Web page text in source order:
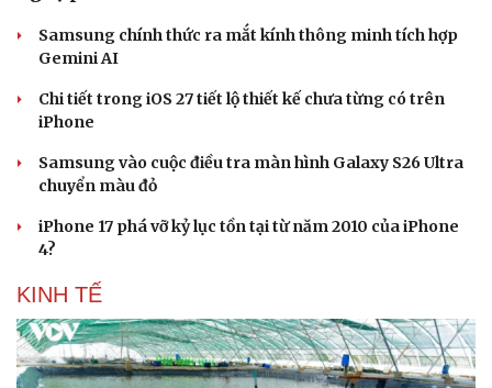
Phòng mạch online
Ăn sạch sống khỏe
Samsung chính thức ra mắt kính thông minh tích hợp
Gemini AI
Chi tiết trong iOS 27 tiết lộ thiết kế chưa từng có trên
iPhone
Samsung vào cuộc điều tra màn hình Galaxy S26 Ultra
chuyển màu đỏ
iPhone 17 phá vỡ kỷ lục tồn tại từ năm 2010 của iPhone
4?
KINH TẾ